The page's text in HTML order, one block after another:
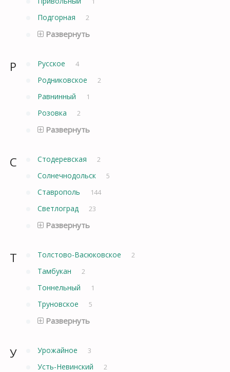
Подгорная 2
Развернуть
Р Русское 4
Родниковское 2
Равнинный 1
Розовка 2
Развернуть
С Стодеревская 2
Солнечнодольск 5
Ставрополь 144
Светлоград 23
Развернуть
Т Толстово-Васюковское 2
Тамбукан 2
Тоннельный 1
Труновское 5
Развернуть
У Урожайное 3
Усть-Невинский 2